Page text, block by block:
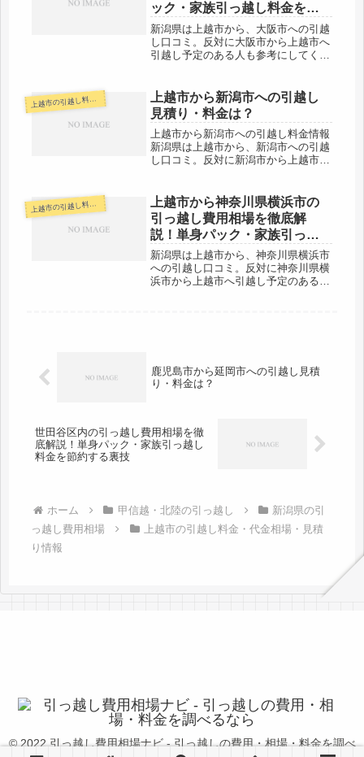
ック・家族引っ越し料金を節
約する裏技
新潟県は上越市から、大阪市への引越
し口コミ。反対に大阪市から上越市へ
引越し予定のある人も参考にしてくだ
間はかかる範囲ですので、その日のう
ちの引越しは難しいでしょう。引越...
上越市の引越し料金・代金相場・見積り情報
上越市から新潟市への引越し
見積り・料金は？
上越市から新潟市への引越し料金情報
新潟県は上越市から、新潟市への引越
し口コミ。反対に新潟市から上越市へ
130kmと長距離になります。片道で約
１時間半前後かかりますが、その日の
う...
上越市の引越し料金・代金相場・見積り情報
上越市から神奈川県横浜市の
引っ越し費用相場を徹底解
説！単身パック・家族引っ越
し料金を節約する裏技
新潟県は上越市から、神奈川県横浜市
への引越し口コミ。反対に神奈川県横
浜市から上越市へ引越し予定のある人
鹿児島市から延岡市への引越し見積
り・料金は？
世田谷区内の引っ越し費用相場を徹
底解説！単身パック・家族引っ越し
料金を節約する裏技
ホーム 甲信越・北陸の引っ越し
新潟県の引
っ越し費用相場
上越市の引越し料金・代金相場・見積
り情報
© 2022 引っ越し費用相場ナビ - 引っ越しの費用・相場・料金を調べ